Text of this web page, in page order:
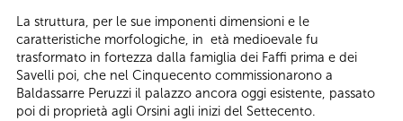
La struttura, per le sue imponenti dimensioni e le
caratteristiche morfologiche, in età medioevale fu
trasformato in fortezza dalla famiglia dei Faffi prima e dei
Savelli poi, che nel Cinquecento commissionarono a
Baldassarre Peruzzi il palazzo ancora oggi esistente, passato
poi di proprietà agli Orsini agli inizi del Settecento.